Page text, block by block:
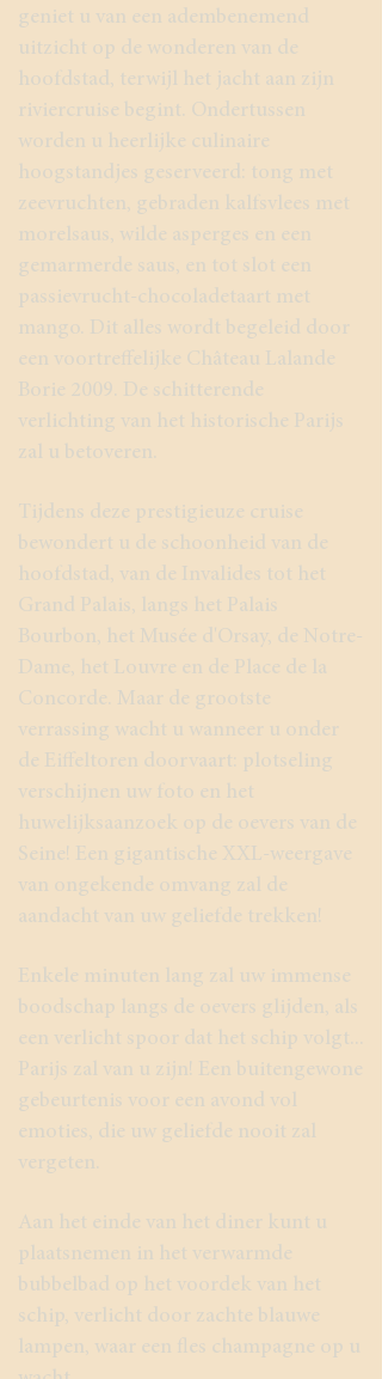
geniet u van een adembenemend
uitzicht op de wonderen van de
hoofdstad, terwijl het jacht aan zijn
riviercruise begint. Ondertussen
worden u heerlijke culinaire
hoogstandjes geserveerd: tong met
zeevruchten, gebraden kalfsvlees met
morelsaus, wilde asperges en een
gemarmerde saus, en tot slot een
passievrucht-chocoladetaart met
mango. Dit alles wordt begeleid door
een voortreffelijke Château Lalande
Borie 2009. De schitterende
verlichting van het historische Parijs
zal u betoveren.
Tijdens deze prestigieuze cruise
bewondert u de schoonheid van de
hoofdstad, van de Invalides tot het
Grand Palais, langs het Palais
Bourbon, het Musée d'Orsay, de Notre-
Dame, het Louvre en de Place de la
Concorde. Maar de grootste
verrassing wacht u wanneer u onder
de Eiffeltoren doorvaart: plotseling
verschijnen uw foto en het
huwelijksaanzoek op de oevers van de
Seine! Een gigantische XXL-weergave
van ongekende omvang zal de
aandacht van uw geliefde trekken!
Enkele minuten lang zal uw immense
boodschap langs de oevers glijden, als
een verlicht spoor dat het schip volgt...
Parijs zal van u zijn! Een buitengewone
gebeurtenis voor een avond vol
emoties, die uw geliefde nooit zal
vergeten.
Aan het einde van het diner kunt u
plaatsnemen in het verwarmde
bubbelbad op het voordek van het
schip, verlicht door zachte blauwe
lampen, waar een fles champagne op u